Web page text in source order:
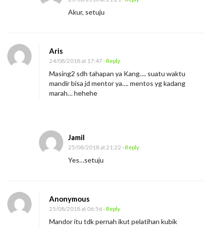
Akur, setuju
Aris
24/08/2018 at 17:47- Reply
Masing2 sdh tahapan ya Kang…. suatu waktu
mandir bisa jd mentor ya…. mentos yg kadang
marah… hehehe
Jamil
25/08/2018 at 21:22 - Reply
Yes…setuju
Anonymous
25/08/2018 at 06:56- Reply
Mandor itu tdk pernah ikut pelatihan kubik